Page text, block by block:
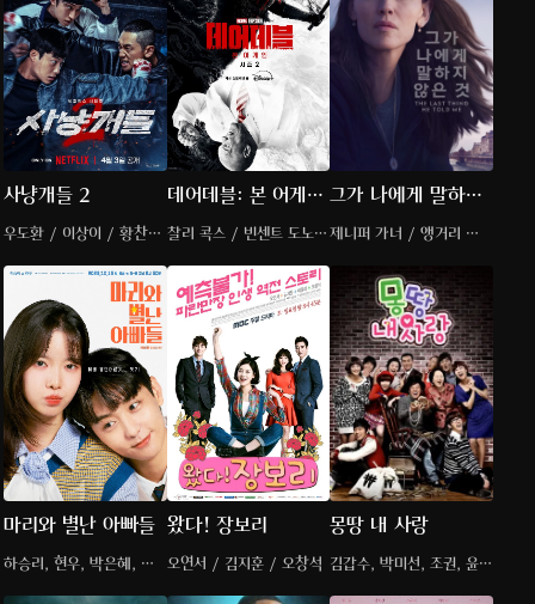
사냥개들 2
우도환 / 이상이 / 황찬성
데어데블: 본 어게인
시즌 2
찰리 콕스 / 빈센트 도노프
그가 나에게 말하지
않은 것 시즌 2
제니퍼 가너 / 앵거리 라
마리와 별난 아빠들
하승리, 현우, 박은혜, 류
왔다! 장보리
오연서 / 김지훈 / 오창석
몽땅 내 사랑
김갑수, 박미선, 조권, 윤두